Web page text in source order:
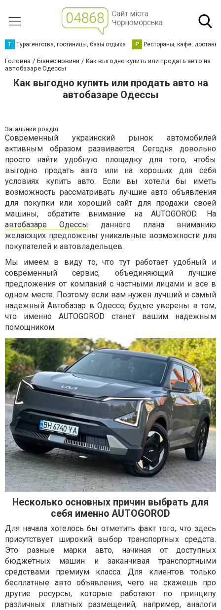
Т Турагентства, гостиницы, базы отдыха Р Рестораны, кафе,
Головна Бізнес новини
Как выгодно купить или продать авто на
автобазаре Одессы
Как выгодно купить или продать авто на
автобазаре Одессы
Загальний розділ
Современный украинский рынок автомобилей
активным образом развивается. Сегодня довольно
просто найти удобную площадку для того, чтобы
выгодно продать авто или на хороших для себя
условиях купить авто. Если вы хотели бы иметь
возможность рассматривать лучшие авто объявления
для покупки или хороший сайт для продажи своей
машины, обратите внимание на AUTOGOROD. На
автобазаре Одессы данного плана вниманию
желающих предложены уникальные возможности для
покупателей и автовладельцев.
Мы имеем в виду то, что тут работает удобный и
современный сервис, объединяющий лучшие
предложения от компаний с частными лицами и все в
одном месте. Поэтому если вам нужен лучший и самый
надежный Автобазар в Одессе, будьте уверены в том,
что именно AUTOGOROD станет вашим надежным
помощником.
Несколько основных причин выбрать для
себя именно AUTOGOROD
Для начала хотелось бы отметить факт того, что здесь
присутствует широкий выбор транспортных средств.
Это разные марки авто, начиная от доступных
бюджетных машин и заканчивая транспортными
средствами премиум класса. Для клиентов только
бесплатные авто объявления, чего не скажешь про
другие ресурсы, которые работают по принципу
различных платных размещений, например, аналоги